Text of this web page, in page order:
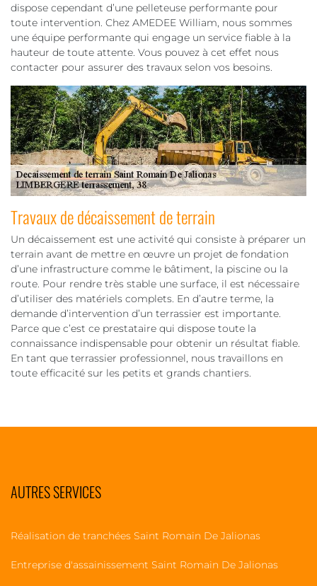
dispose cependant d’une pelleteuse performante pour
toute intervention. Chez AMEDEE William, nous sommes
une équipe performante qui engage un service fiable à la
hauteur de toute attente. Vous pouvez à cet effet nous
contacter pour assurer des travaux selon vos besoins.
Travaux de décaissement de terrain
Un décaissement est une activité qui consiste à préparer un
terrain avant de mettre en œuvre un projet de fondation
d’une infrastructure comme le bâtiment, la piscine ou la
route. Pour rendre très stable une surface, il est nécessaire
d’utiliser des matériels complets. En d’autre terme, la
demande d’intervention d’un terrassier est importante.
Parce que c’est ce prestataire qui dispose toute la
connaissance indispensable pour obtenir un résultat fiable.
En tant que terrassier professionnel, nous travaillons en
toute efficacité sur les petits et grands chantiers.
AUTRES SERVICES
Réalisation de tranchées Saint Romain De Jalionas
Entreprise d'assainissement Saint Romain De Jalionas